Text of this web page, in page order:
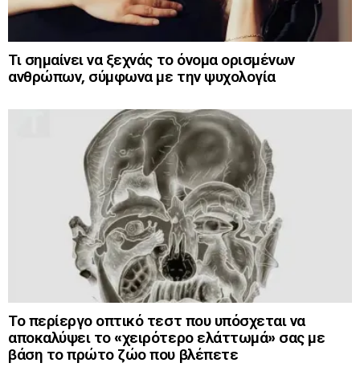
Τι σημαίνει να ξεχνάς το όνομα ορισμένων
ανθρώπων, σύμφωνα με την ψυχολογία
Το περίεργο οπτικό τεστ που υπόσχεται να
αποκαλύψει το «χειρότερο ελάττωμά» σας με
βάση το πρώτο ζώο που βλέπετε